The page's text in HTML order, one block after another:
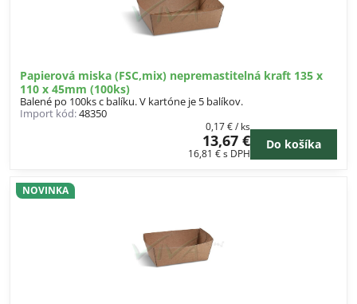
Papierová miska (FSC,mix) nepremastitelná kraft 135 x
110 x 45mm (100ks)
Balené po 100ks c balíku. V kartóne je 5 balíkov.
Import kód:48350
13,67 €
16,81 €s DPH
0,17 €/ ks
Do košíka
NOVINKA